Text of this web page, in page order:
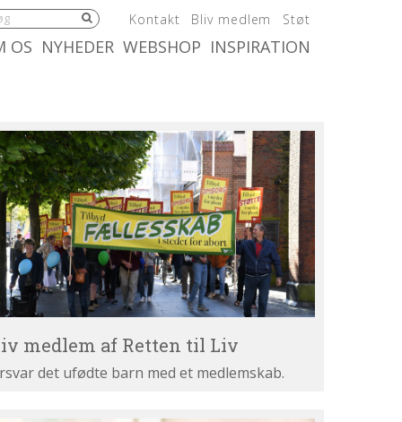
5.0:
Kontakt 6.0:
Bliv medlem 7.0:
Støt
OS 10.0:
NYHEDER 11.0:
WEBSHOP INSPIRATION
medlem af Retten til Liv
det ufødte barn med et medlemskab.